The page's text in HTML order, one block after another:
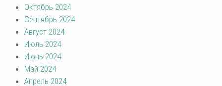
Октябрь 2024
Сентябрь 2024
Август 2024
Июль 2024
Июнь 2024
Май 2024
Апрель 2024